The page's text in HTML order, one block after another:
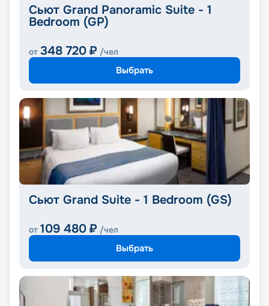
Сьют Grand Panoramic Suite - 1
Bedroom (GP)
от 348 720 ₽ /чел
Выбрать
Сьют Grand Suite - 1 Bedroom (GS)
от 109 480 ₽ /чел
Выбрать